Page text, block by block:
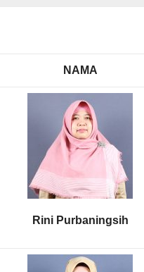
NAMA
Rini Purbaningsih